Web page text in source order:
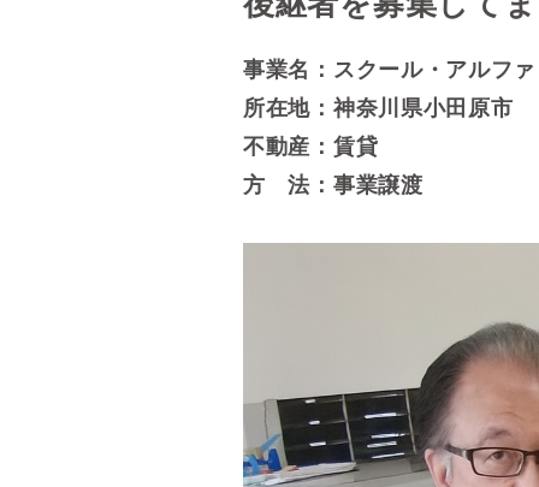
事業名：スクール・アルファ
所在地：神奈川県小田原市
不動産：賃貸
方 法：事業譲渡